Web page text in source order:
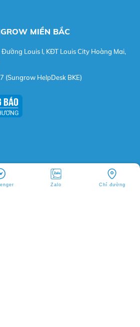
MIỀN BẮC
Đường Louis I, KĐT Louis City Hoàng Mai,
(Sungrow HelpDesk BKE)
Zalo Chỉ đường